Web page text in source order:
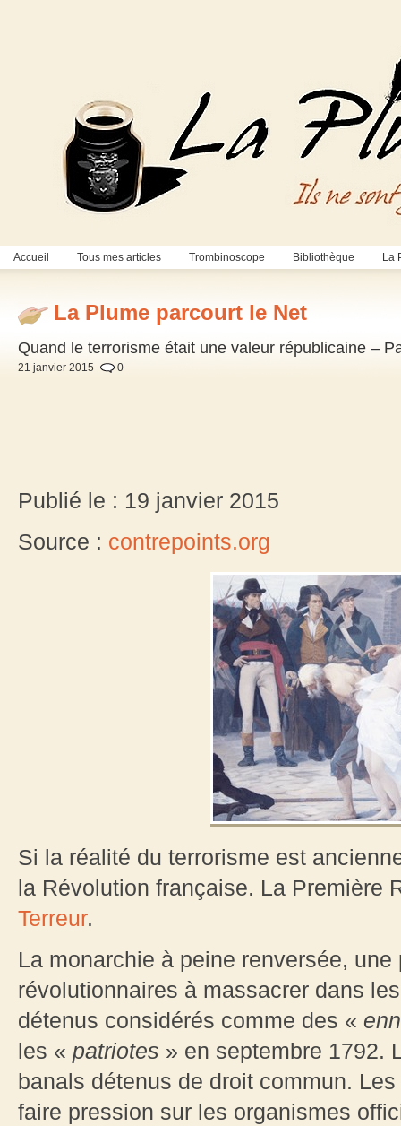
Accueil Tous mes articles Trombinoscope Bibliothèque La
La Plume parcourt le Net
Quand le terrorisme était une valeur républicaine –
21 janvier 2015 0
Publié le : 19 janvier 2015
Source : contrepoints.org
Si la réalité du terrorisme est
la Révolution française. La Première
Terreur.
La monarchie à peine renversée,
révolutionnaires à massacrer dans
détenus considérés comme des «
les « patriotes » en septembre 1792.
banals détenus de droit commun.
faire pression sur les organismes